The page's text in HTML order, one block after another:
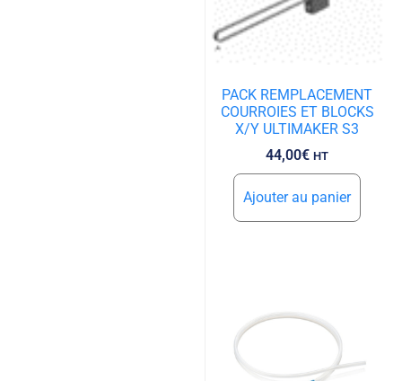
PACK REMPLACEMENT
COURROIES ET BLOCKS
X/Y ULTIMAKER S3
44,00€ HT
Ajouter au panier